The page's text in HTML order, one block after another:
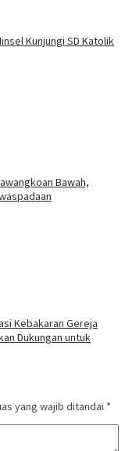
Kunjungi SD Katolik
Bawah,
Kebakaran Gereja
Dukungan untuk
yang wajib ditandai *